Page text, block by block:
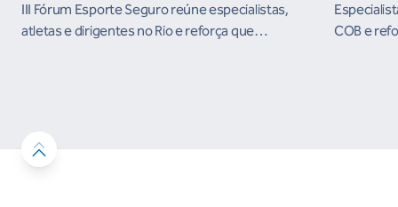
III Fórum Esporte Seguro reúne especialistas,
atletas e dirigentes no Rio e reforça que
COB e